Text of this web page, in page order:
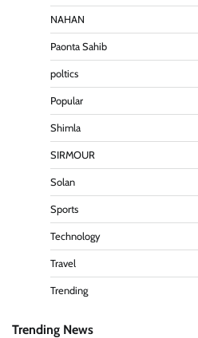
NAHAN
Paonta Sahib
poltics
Popular
Shimla
SIRMOUR
Solan
Sports
Technology
Travel
Trending
Trending News
पीएनएन ब्रेकिंग — फर्जी
Pitamahnews